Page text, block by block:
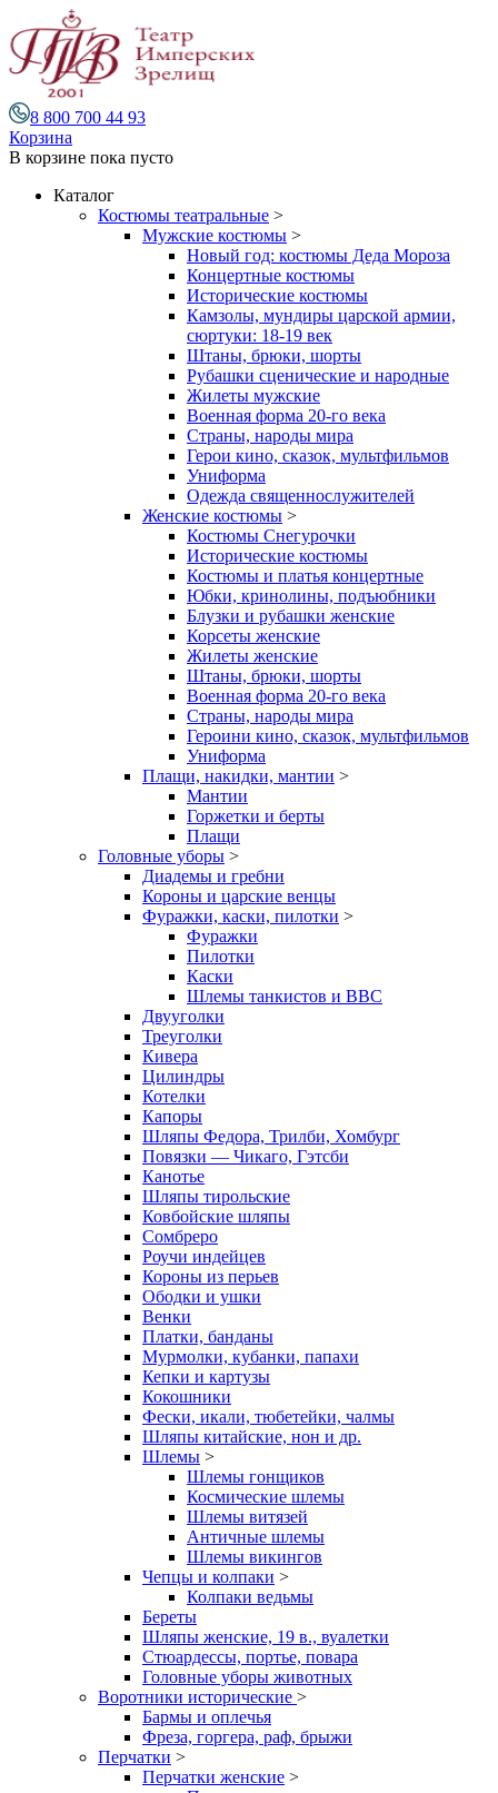
8 800 700 44 93
Корзина
В корзине пока пусто
Каталог
Костюмы театральные >
Мужские костюмы >
Новый год: костюмы Деда Мороза
Концертные костюмы
Исторические костюмы
Камзолы, мундиры царской армии,
сюртуки: 18-19 век
Штаны, брюки, шорты
Рубашки сценические и народные
Жилеты мужские
Военная форма 20-го века
Страны, народы мира
Герои кино, сказок, мультфильмов
Униформа
Одежда священнослужителей
Женские костюмы >
Костюмы Снегурочки
Исторические костюмы
Костюмы и платья концертные
Юбки, кринолины, подъюбники
Блузки и рубашки женские
Корсеты женские
Жилеты женские
Штаны, брюки, шорты
Военная форма 20-го века
Страны, народы мира
Героини кино, сказок, мультфильмов
Униформа
Плащи, накидки, мантии >
Мантии
Горжетки и берты
Плащи
Головные уборы >
Диадемы и гребни
Короны и царские венцы
Фуражки, каски, пилотки >
Фуражки
Пилотки
Каски
Шлемы танкистов и ВВС
Двууголки
Треуголки
Кивера
Цилиндры
Котелки
Капоры
Шляпы Федора, Трилби, Хомбург
Повязки — Чикаго, Гэтсби
Канотье
Шляпы тирольские
Ковбойские шляпы
Сомбреро
Роучи индейцев
Короны из перьев
Ободки и ушки
Венки
Платки, банданы
Мурмолки, кубанки, папахи
Кепки и картузы
Кокошники
Фески, икали, тюбетейки, чалмы
Шляпы китайские, нон и др.
Шлемы >
Шлемы гонщиков
Космические шлемы
Шлемы витязей
Античные шлемы
Шлемы викингов
Чепцы и колпаки >
Колпаки ведьмы
Береты
Шляпы женские, 19 в., вуалетки
Стюардессы, портье, повара
Головные уборы животных
Воротники исторические >
Бармы и оплечья
Фреза, горгера, раф, брыжи
Перчатки >
Перчатки женские >